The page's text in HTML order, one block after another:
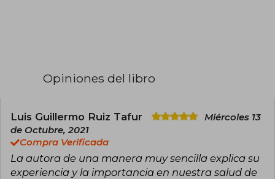
Opiniones del libro
Luis Guillermo Ruiz Tafur
Miércoles 13
de Octubre, 2021
Compra Verificada
La autora de una manera muy sencilla explica su
experiencia y la importancia en nuestra salud de